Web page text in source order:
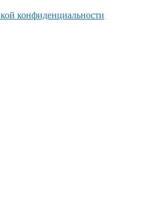
конфиденциальности